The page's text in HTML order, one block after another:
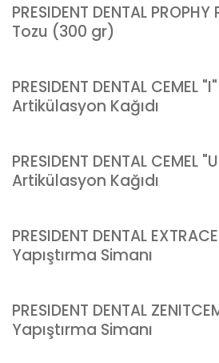
PRESIDENT DENTAL
Tozu (300 gr)
PRESIDENT DENTAL CEMEL
Artikülasyon Kağıdı
PRESIDENT DENTAL CEMEL
Artikülasyon Kağıdı
PRESIDENT DENTAL
Yapıştırma Simanı
PRESIDENT DENTAL
Yapıştırma Simanı